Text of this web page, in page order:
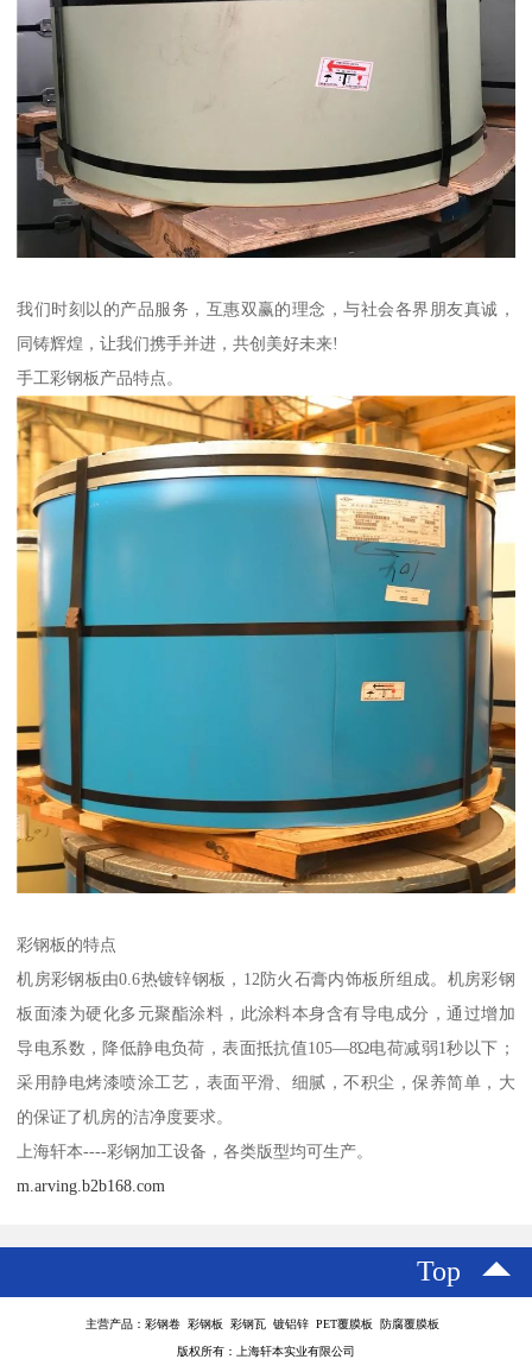
我们时刻以的产品服务，互惠双赢的理念，与社会各界朋友真诚，
同铸辉煌，让我们携手并进，共创美好未来!
手工彩钢板产品特点。
彩钢板的特点
机房彩钢板由0.6热镀锌钢板，12防火石膏内饰板所组成。机房彩钢
板面漆为硬化多元聚酯涂料，此涂料本身含有导电成分，通过增加
导电系数，降低静电负荷，表面抵抗值105—8Ώ电荷减弱1秒以下；
采用静电烤漆喷涂工艺，表面平滑、细腻，不积尘，保养简单，大
的保证了机房的洁净度要求。
上海轩本----彩钢加工设备，各类版型均可生产。
m.arving.b2b168.com
Top
主营产品：彩钢卷 彩钢板 彩钢瓦 镀铝锌 PET覆膜板 防腐覆膜板
版权所有：上海轩本实业有限公司